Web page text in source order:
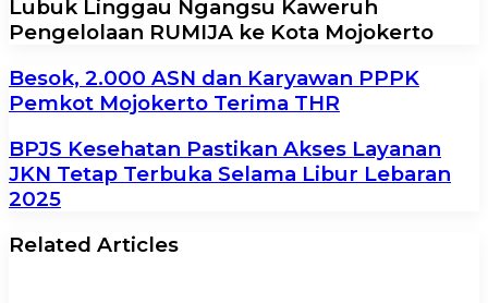
Lubuk Linggau Ngangsu Kaweruh
Pengelolaan RUMIJA ke Kota Mojokerto
Besok, 2.000 ASN dan Karyawan PPPK
Pemkot Mojokerto Terima THR
BPJS Kesehatan Pastikan Akses Layanan
JKN Tetap Terbuka Selama Libur Lebaran
2025
Related Articles